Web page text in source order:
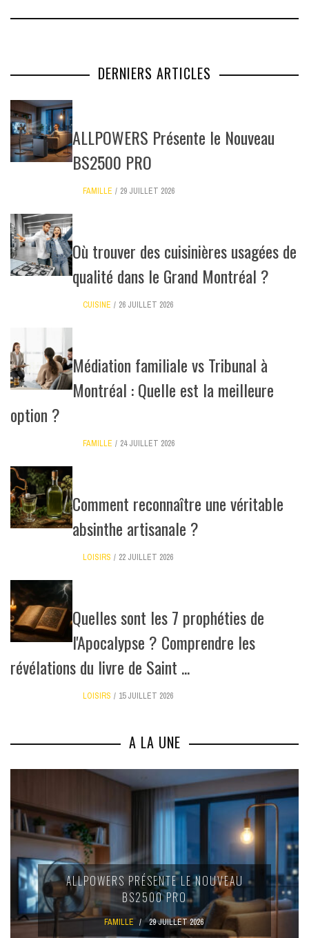
DERNIERS ARTICLES
ALLPOWERS Présente le Nouveau
BS2500 PRO
FAMILLE 29 JUILLET 2026
Où trouver des cuisinières usagées de
qualité dans le Grand Montréal ?
CUISINE 26 JUILLET 2026
Médiation familiale vs Tribunal à
Montréal : Quelle est la meilleure
option ?
FAMILLE 24 JUILLET 2026
Comment reconnaître une véritable
absinthe artisanale ?
LOISIRS 22 JUILLET 2026
Quelles sont les 7 prophéties de
l'Apocalypse ? Comprendre les
révélations du livre de Saint ...
LOISIRS 15 JUILLET 2026
A LA UNE
OÙ TROUVER DES CUISINIÈRES
DE QUALITÉ DANS LE GRAND
?
CUISINE 26 JUILLET 2026